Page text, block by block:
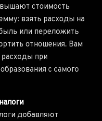
стоимость
взять расходы на
или переложить
отношения. Вам
при
с самого
добавляют